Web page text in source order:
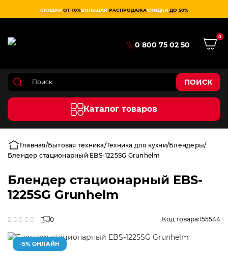
СКИДКИ ОТ 10%БОЛЬШАЯ РАСПРОДАЖАСКИДКИ ДО 50%
0 800 75 02 50
0
ПОИСК
Каталог товаров
Главная Бытовая техника Техника для кухни Блендеры
Блендер стационарный EBS-1225SG Grunhelm
Блендер стационарный EBS-
1225SG Grunhelm
0 Код товара:155544
-5% ОНЛАЙН